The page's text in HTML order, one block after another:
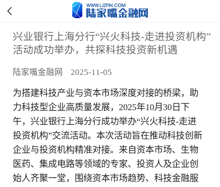
兴业银行上海分行“兴火科技-走进投资机构”
活动成功举办，共探科技投资新机遇
陆家嘴金融网 2025-11-05
为搭建科技产业与资本市场深度对接的桥梁，助
力科技型企业高质量发展，2025年10月30日下
午，兴业银行上海分行成功举办“兴火科技-走进
投资机构”交流活动。本次活动旨在推动科技创新
企业与投资机构精准对接。来自资本市场、生物
医药、集成电路等领域的专家、投资人及企业创
始人齐聚一堂，围绕资本市场趋势、科技金融服